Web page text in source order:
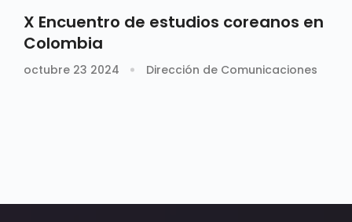
X Encuentro de estudios coreanos en
Colombia
octubre 23 2024 Dirección de Comunicaciones